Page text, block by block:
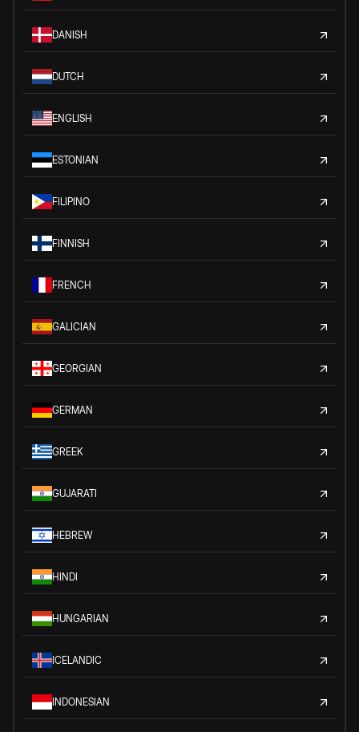
DANISH
DUTCH
ENGLISH
ESTONIAN
FILIPINO
FINNISH
FRENCH
GALICIAN
GEORGIAN
GERMAN
GREEK
GUJARATI
HEBREW
HINDI
HUNGARIAN
ICELANDIC
INDONESIAN